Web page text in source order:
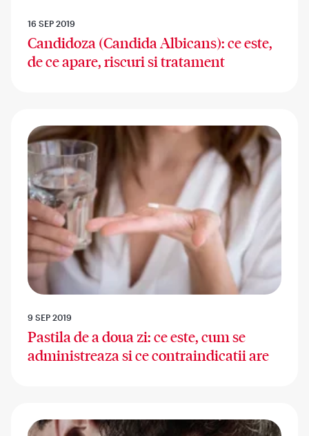
16 SEP 2019
Candidoza (Candida Albicans): ce este,
de ce apare, riscuri si tratament
9 SEP 2019
Pastila de a doua zi: ce este, cum se
administreaza si ce contraindicatii are